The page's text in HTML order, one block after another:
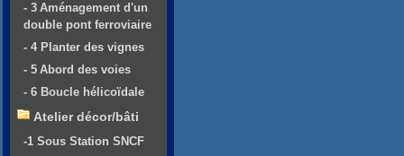
- 3 Aménagement d'un
double pont ferroviaire
- 4 Planter des vignes
- 5 Abord des voies
- 6 Boucle hélicoïdale
Atelier décor/bâti
-1 Sous Station SNCF